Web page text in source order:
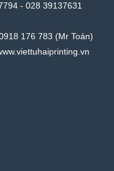
- 028 39137631
176 783 (Mr Toán)